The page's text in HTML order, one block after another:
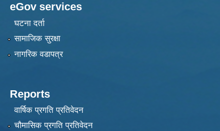
eGov services
घटना दर्ता
सामाजिक सुरक्षा
नागरिक वडापत्र
Reports
वार्षिक प्रगति प्रतिवेदन
चौमासिक प्रगति प्रतिवेदन